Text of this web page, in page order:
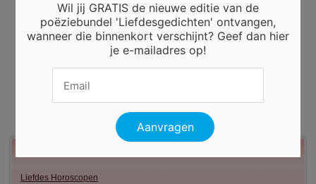
Liefdes Horoscopen
Wil jij GRATIS de nieuwe editie van de
poëziebundel 'Liefdesgedichten' ontvangen,
wanneer die binnenkort verschijnt? Geef dan hier
je e-mailadres op!